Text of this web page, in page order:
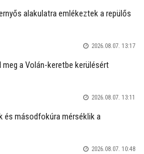
alakulatra emlékeztek a repülős
2026.08.07. 13:17
a Volán-keretbe kerülésért
2026.08.07. 13:11
és másodfokúra mérséklik a
2026.08.07. 10:48